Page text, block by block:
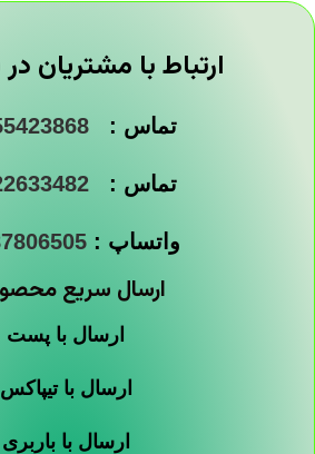
ارتباط با مشتریان
تماس :
تماس :
واتساپ :
ارسال سریع
ارسال با پست
ارسال با تیپاکس
ارسال با باربری